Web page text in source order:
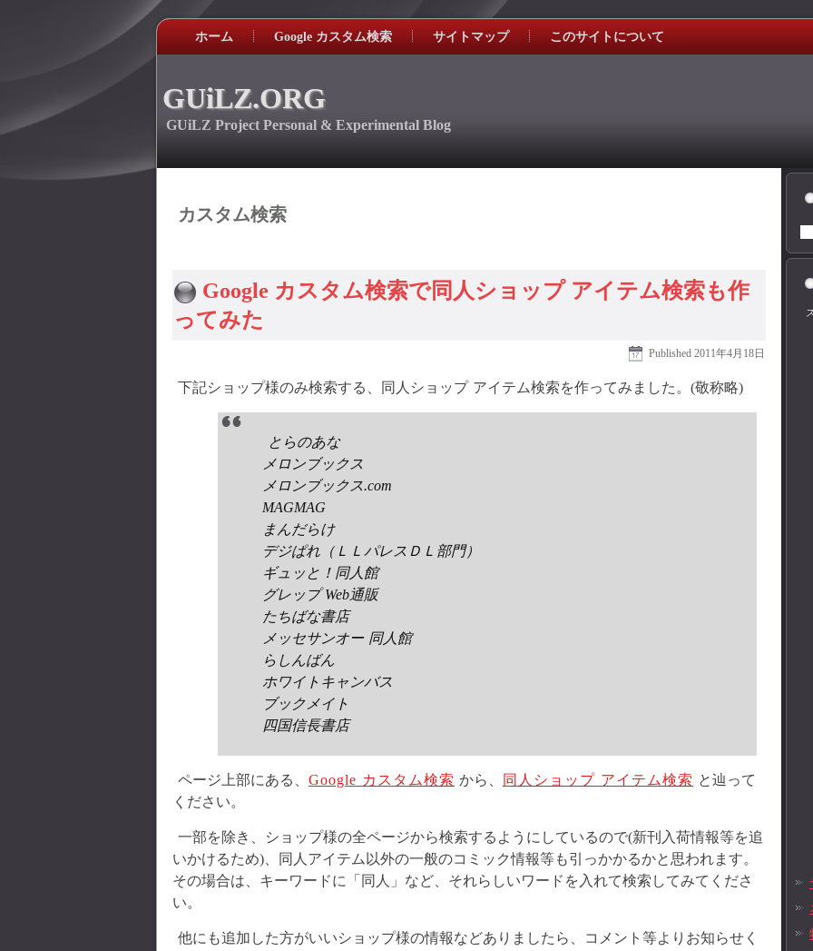
ホーム Google カスタム検索 サイトマップ このサイトについて
GUiLZ.ORG
GUiLZ Project Personal & Experimental Blog
カスタム検索
Google カスタム検索で同人ショップ アイテム検索も作
ってみた
Published 2011年4月18日
下記ショップ様のみ検索する、同人ショップ アイテム検索を作ってみました。(敬称略)
とらのあな
メロンブックス
メロンブックス.com
MAGMAG
まんだらけ
デジぱれ（ＬＬパレスＤＬ部門）
ギュッと！同人館
グレップ Web通販
たちばな書店
メッセサンオー 同人館
らしんばん
ホワイトキャンバス
ブックメイト
四国信長書店
ページ上部にある、 Google カスタム検索 から、 同人ショップ アイテム検索 と辿って
ください。
一部を除き、ショップ様の全ページから検索するようにしているので(新刊入荷情報等を追
いかけるため)、同人アイテム以外の一般のコミック情報等も引っかかるかと思われます。
その場合は、キーワードに「同人」など、それらしいワードを入れて検索してみてくださ
い。
他にも追加した方がいいショップ様の情報などありましたら、コメント等よりお知らせく